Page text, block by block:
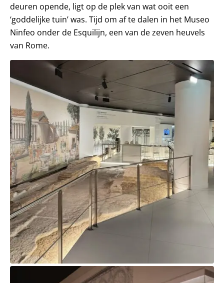
deuren opende, ligt op de plek van wat ooit een
‘goddelijke tuin’ was. Tijd om af te dalen in het Museo
Ninfeo onder de Esquilijn, een van de zeven heuvels
van Rome.